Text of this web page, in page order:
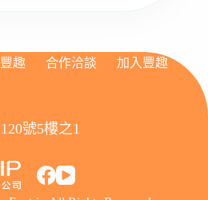
號5樓之1
趣 合作洽談
加入豐趣